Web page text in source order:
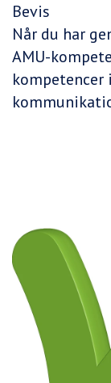
Bevis
Når du har
AMU-